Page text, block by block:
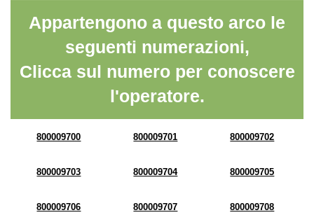
Appartengono a questo arco le
seguenti numerazioni,
Clicca sul numero per conoscere
l'operatore.
800009700 800009701 800009702
800009703 800009704 800009705
800009706 800009707 800009708